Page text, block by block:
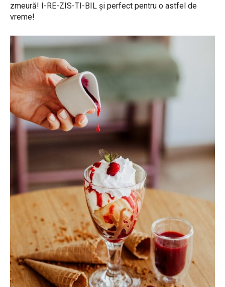
zmeură! I-RE-ZIS-TI-BIL și perfect pentru o astfel de
vreme!